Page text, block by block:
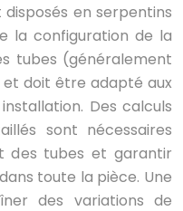
en serpentins
la configuration de la
tubes (généralement
doit être adapté aux
Des calculs
sont nécessaires
des tubes et garantir
toute la pièce. Une
des variations de